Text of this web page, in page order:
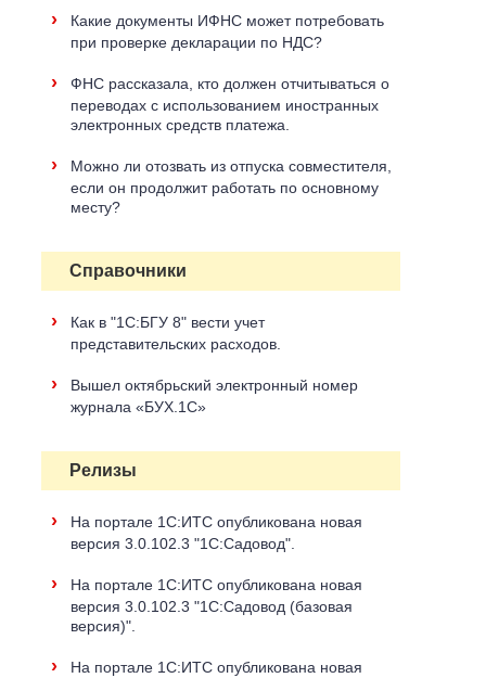
›
Какие документы ИФНС может потребовать
при проверке декларации по НДС?
›
ФНС рассказала, кто должен отчитываться о
переводах с использованием иностранных
электронных средств платежа.
›
Можно ли отозвать из отпуска совместителя,
если он продолжит работать по основному
месту?
Справочники
›
Как в "1С:БГУ 8" вести учет
представительских расходов.
›
Вышел октябрьский электронный номер
журнала «БУХ.1С»
Релизы
›
На портале 1С:ИТС опубликована новая
версия 3.0.102.3 "1С:Садовод".
›
На портале 1С:ИТС опубликована новая
версия 3.0.102.3 "1С:Садовод (базовая
версия)".
›
На портале 1С:ИТС опубликована новая